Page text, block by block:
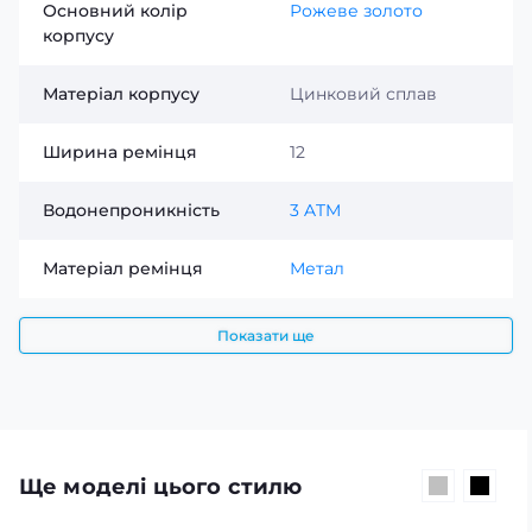
Основний колір
корпусу
Рожеве золото
Матеріал корпусу Цинковий сплав
Ширина ремінця 12
Водонепроникність 3 ATM
Матеріал ремінця Метал
Показати ще
Ще моделі цього стилю